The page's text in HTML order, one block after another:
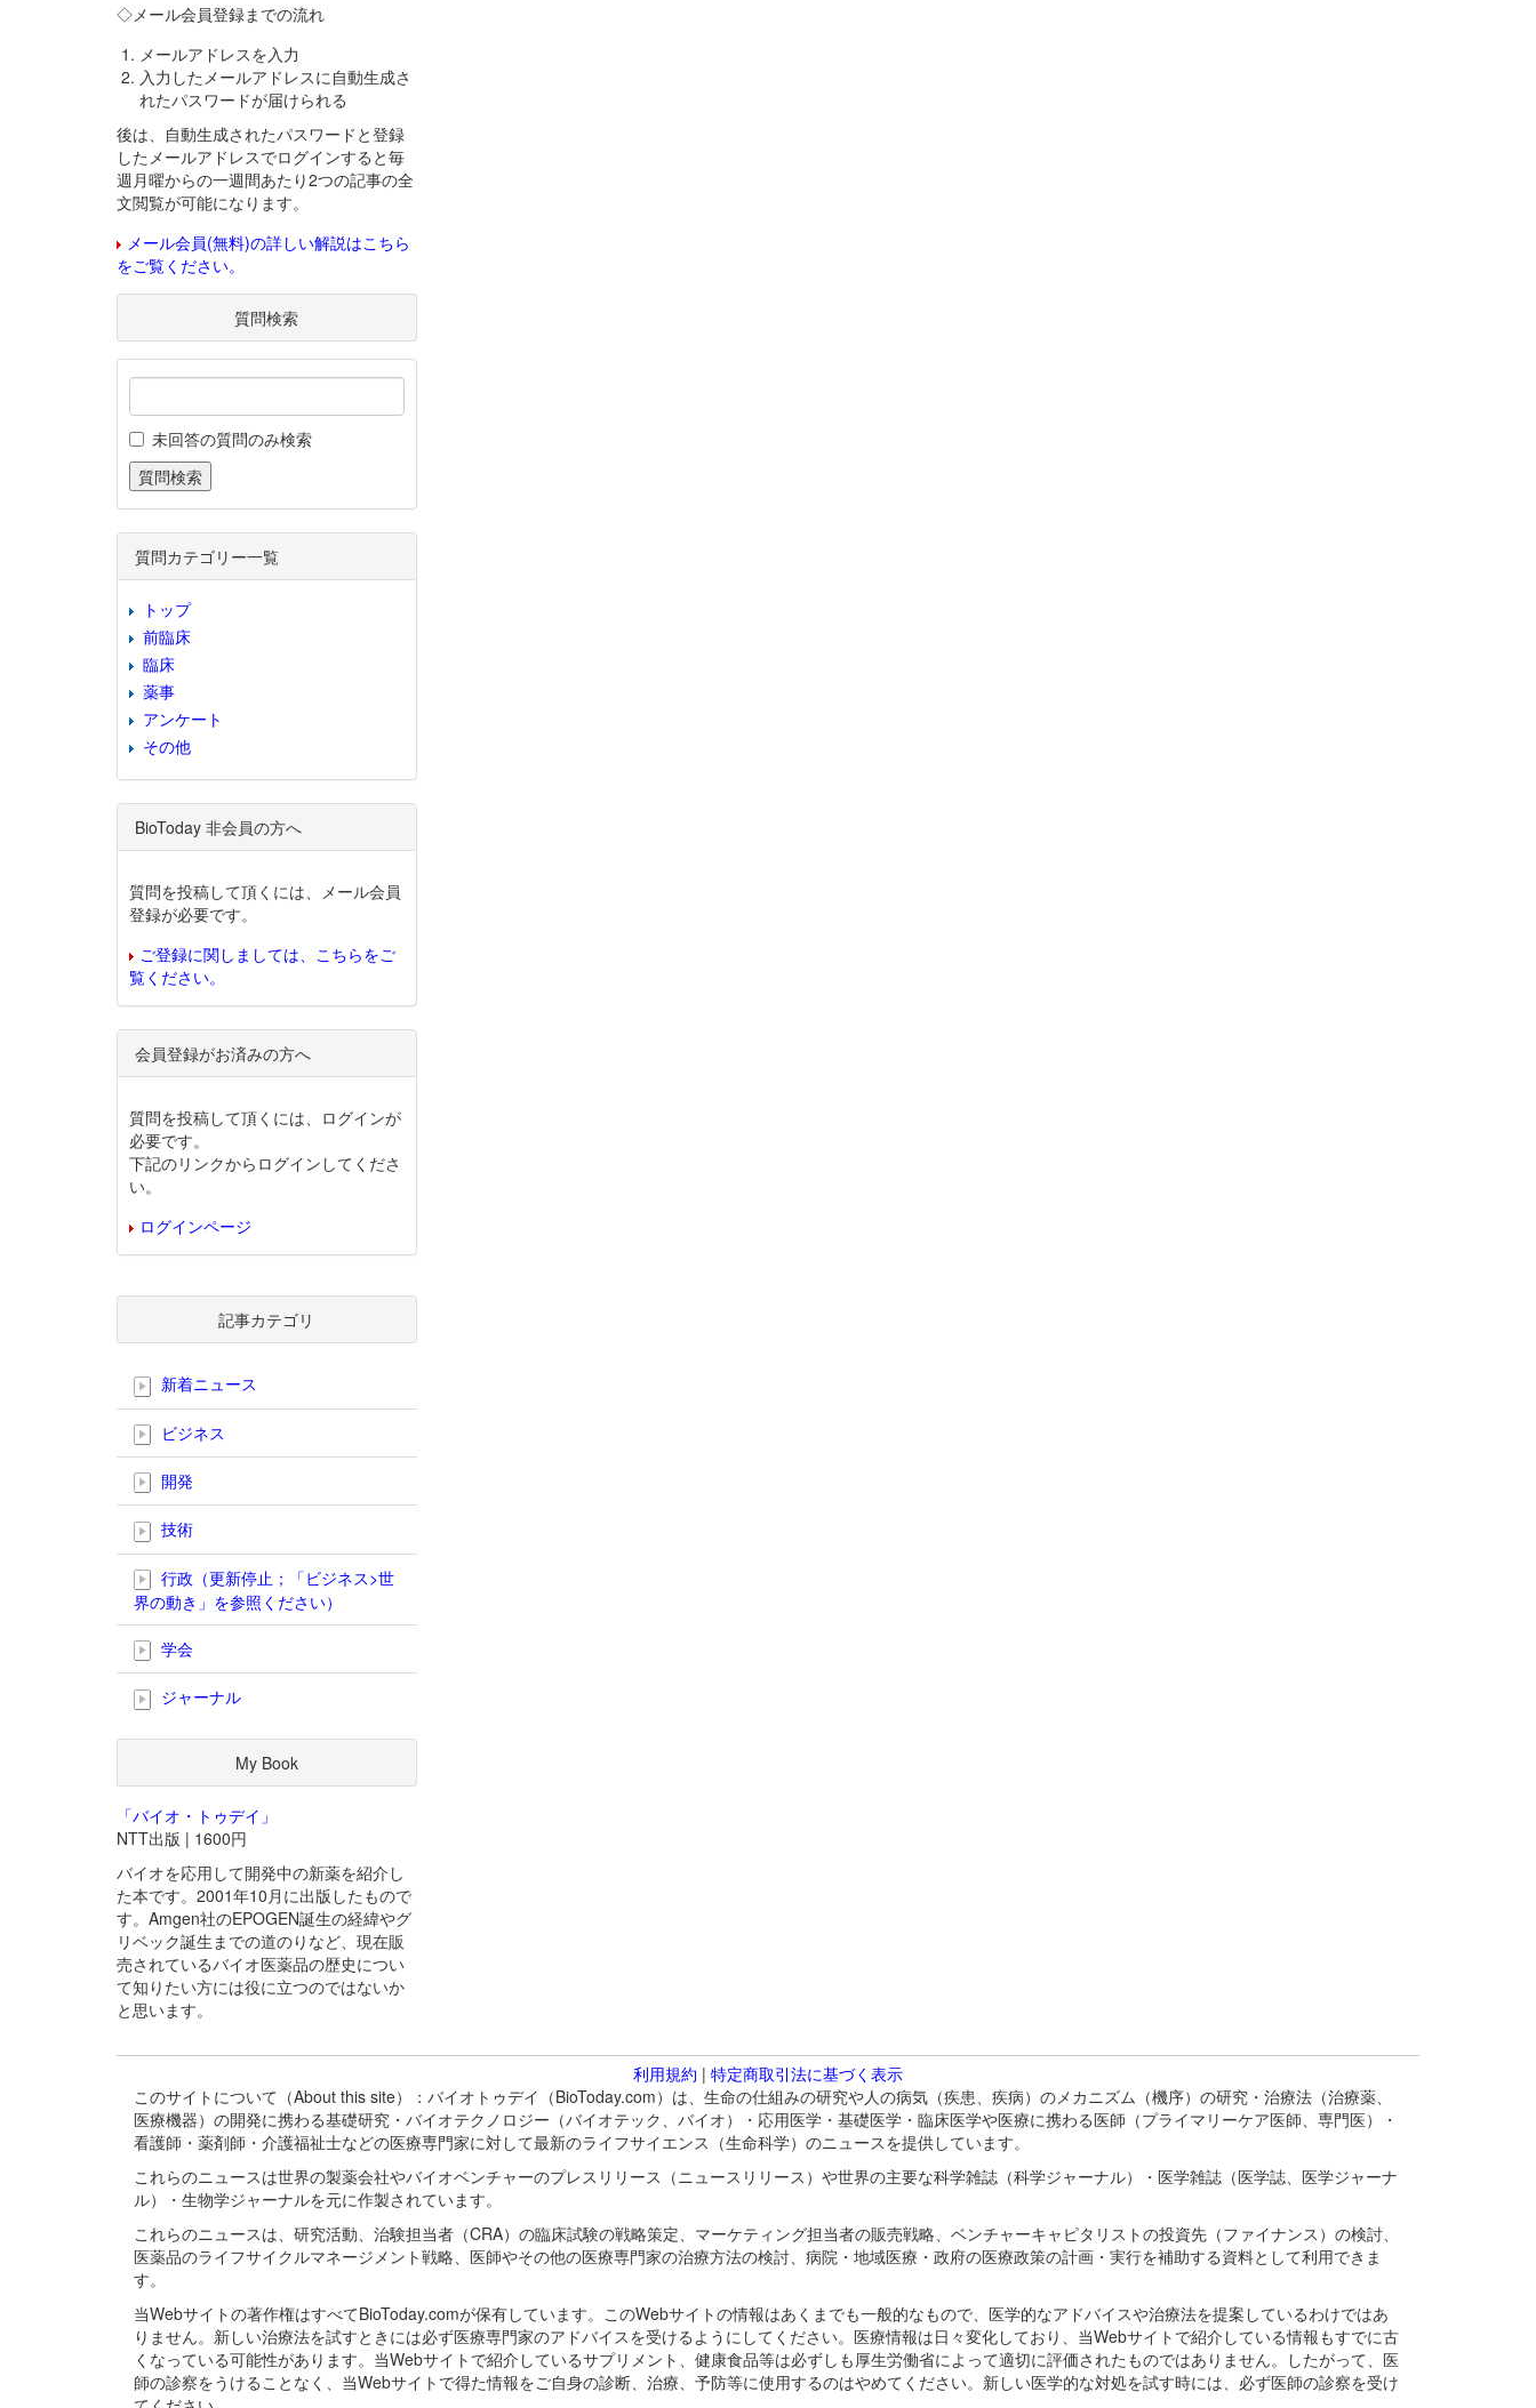
◇メール会員登録までの流れ
メールアドレスを入力
入力したメールアドレスに自動生成さ
れたパスワードが届けられる
後は、自動生成されたパスワードと登録
したメールアドレスでログインすると毎
週月曜からの一週間あたり2つの記事の全
文閲覧が可能になります。
メール会員(無料)の詳しい解説はこちら
をご覧ください。
質問検索
未回答の質問のみ検索
質問カテゴリー一覧
トップ
前臨床
臨床
薬事
アンケート
その他
BioToday 非会員の方へ
質問を投稿して頂くには、メール会員
登録が必要です。
ご登録に関しましては、こちらをご
覧ください。
会員登録がお済みの方へ
質問を投稿して頂くには、ログインが
必要です。
下記のリンクからログインしてくださ
い。
ログインページ
記事カテゴリ
新着ニュース
ビジネス
開発
技術
行政（更新停止；「ビジネス>世
界の動き」を参照ください）
学会
ジャーナル
My Book
「バイオ・トゥデイ」
NTT出版 | 1600円
バイオを応用して開発中の新薬を紹介し
た本です。2001年10月に出版したもので
す。Amgen社のEPOGEN誕生の経緯やグ
リベック誕生までの道のりなど、現在販
売されているバイオ医薬品の歴史につい
て知りたい方には役に立つのではないか
と思います。
利用規約 | 特定商取引法に基づく表示
このサイトについて（About this site）：バイオトゥデイ（BioToday.com）は、生命の仕組みの研究や人の病気（疾患、疾病）のメカニズム（機序）の研究・治療法（治療薬、
医療機器）の開発に携わる基礎研究・バイオテクノロジー（バイオテック、バイオ）・応用医学・基礎医学・臨床医学や医療に携わる医師（プライマリーケア医師、専門医）・
看護師・薬剤師・介護福祉士などの医療専門家に対して最新のライフサイエンス（生命科学）のニュースを提供しています。
これらのニュースは世界の製薬会社やバイオベンチャーのプレスリリース（ニュースリリース）や世界の主要な科学雑誌（科学ジャーナル）・医学雑誌（医学誌、医学ジャーナ
ル）・生物学ジャーナルを元に作製されています。
これらのニュースは、研究活動、治験担当者（CRA）の臨床試験の戦略策定、マーケティング担当者の販売戦略、ベンチャーキャピタリストの投資先（ファイナンス）の検討、
医薬品のライフサイクルマネージメント戦略、医師やその他の医療専門家の治療方法の検討、病院・地域医療・政府の医療政策の計画・実行を補助する資料として利用できま
す。
当Webサイトの著作権はすべてBioToday.comが保有しています。このWebサイトの情報はあくまでも一般的なもので、医学的なアドバイスや治療法を提案しているわけではあ
りません。新しい治療法を試すときには必ず医療専門家のアドバイスを受けるようにしてください。医療情報は日々変化しており、当Webサイトで紹介している情報もすでに古
くなっている可能性があります。当Webサイトで紹介しているサプリメント、健康食品等は必ずしも厚生労働省によって適切に評価されたものではありません。したがって、医
師の診察をうけることなく、当Webサイトで得た情報をご自身の診断、治療、予防等に使用するのはやめてください。新しい医学的な対処を試す時には、必ず医師の診察を受け